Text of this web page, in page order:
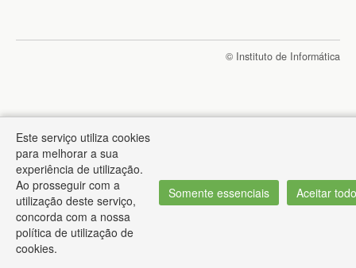
© Instituto de Informática
Este serviço utiliza cookies
para melhorar a sua
experiência de utilização.
Ao prosseguir com a
utilização deste serviço,
concorda com a nossa
política de utilização de
cookies.
Somente essenciais Aceitar